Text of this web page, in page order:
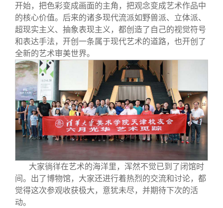
开始，把色彩变成画面的主角，把观念变成艺术作品中
的核心价值。后来的诸多现代流派如野兽派、立体派、
超现实主义、抽象表现主义，都创造了自己的视觉符号
和表达手法，开创一条属于现代艺术的道路，也开创了
全新的艺术审美世界。
大家徜徉在艺术的海洋里，浑然不觉已到了闭馆时
间。出了博物馆，大家还进行着热烈的交流和讨论，都
觉得这次参观收获极大，意犹未尽，并期待下次的活
动。